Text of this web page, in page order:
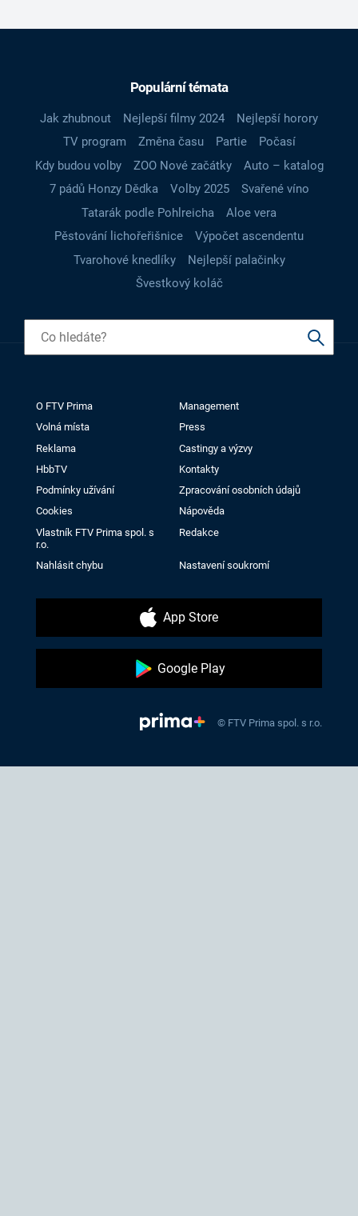
Populární témata
Jak zhubnout Nejlepší filmy 2024
Nejlepší horory
TV program
Změna času Partie
Počasí
Kdy budou volby
ZOO Nové začátky
Auto – katalog
7 pádů Honzy Dědka
Volby 2025
Svařené víno
Tatarák podle Pohlreicha
Aloe vera
Pěstování lichořeřišnice
Výpočet ascendentu
Tvarohové knedlíky
Nejlepší palačinky
Švestkový koláč
O FTV Prima
Management
Volná místa
Press
Reklama
Castingy a výzvy
HbbTV
Kontakty
Podmínky užívání
Zpracování osobních údajů
Cookies
Nápověda
Vlastník FTV Prima spol. s
r.o.
Redakce
Nahlásit chybu Nastavení soukromí
App Store
Google Play
© FTV Prima spol. s r.o.